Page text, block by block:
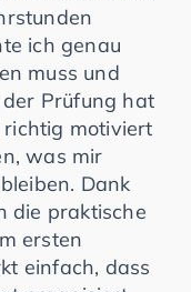
ich genau
muss und
Prüfung hat
motiviert
was mir
Dank
die praktische
ersten
einfach, dass